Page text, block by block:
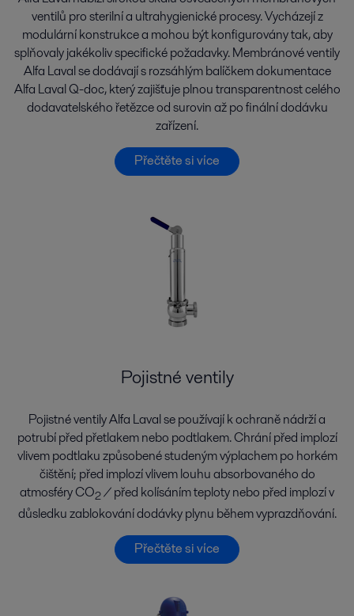
ventilů pro sterilní a ultrahygienické procesy. Vycházejí z
modulární konstrukce a mohou být konfigurovány tak, aby
splňovaly jakékoliv specifické požadavky. Membránové ventily
Alfa Laval se dodávají s rozsáhlým balíčkem dokumentace
Alfa Laval Q-doc, který zajišťuje plnou transparentnost celého
dodavatelského řetězce od surovin až po finální dodávku
zařízení.
Přečtěte si více
Pojistné ventily
Pojistné ventily Alfa Laval se používají k ochraně nádrží a
potrubí před přetlakem nebo podtlakem. Chrání před implozí
vlivem podtlaku způsobené studeným výplachem po horkém
čištění; před implozí vlivem louhu absorbovaného do
atmosféry CO2/ před kolísáním teploty nebo před implozí v
důsledku zablokování dodávky plynu během vyprazdňování.
Přečtěte si více